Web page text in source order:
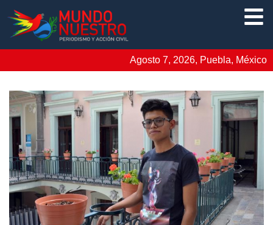
Agosto 7, 2026, Puebla, México